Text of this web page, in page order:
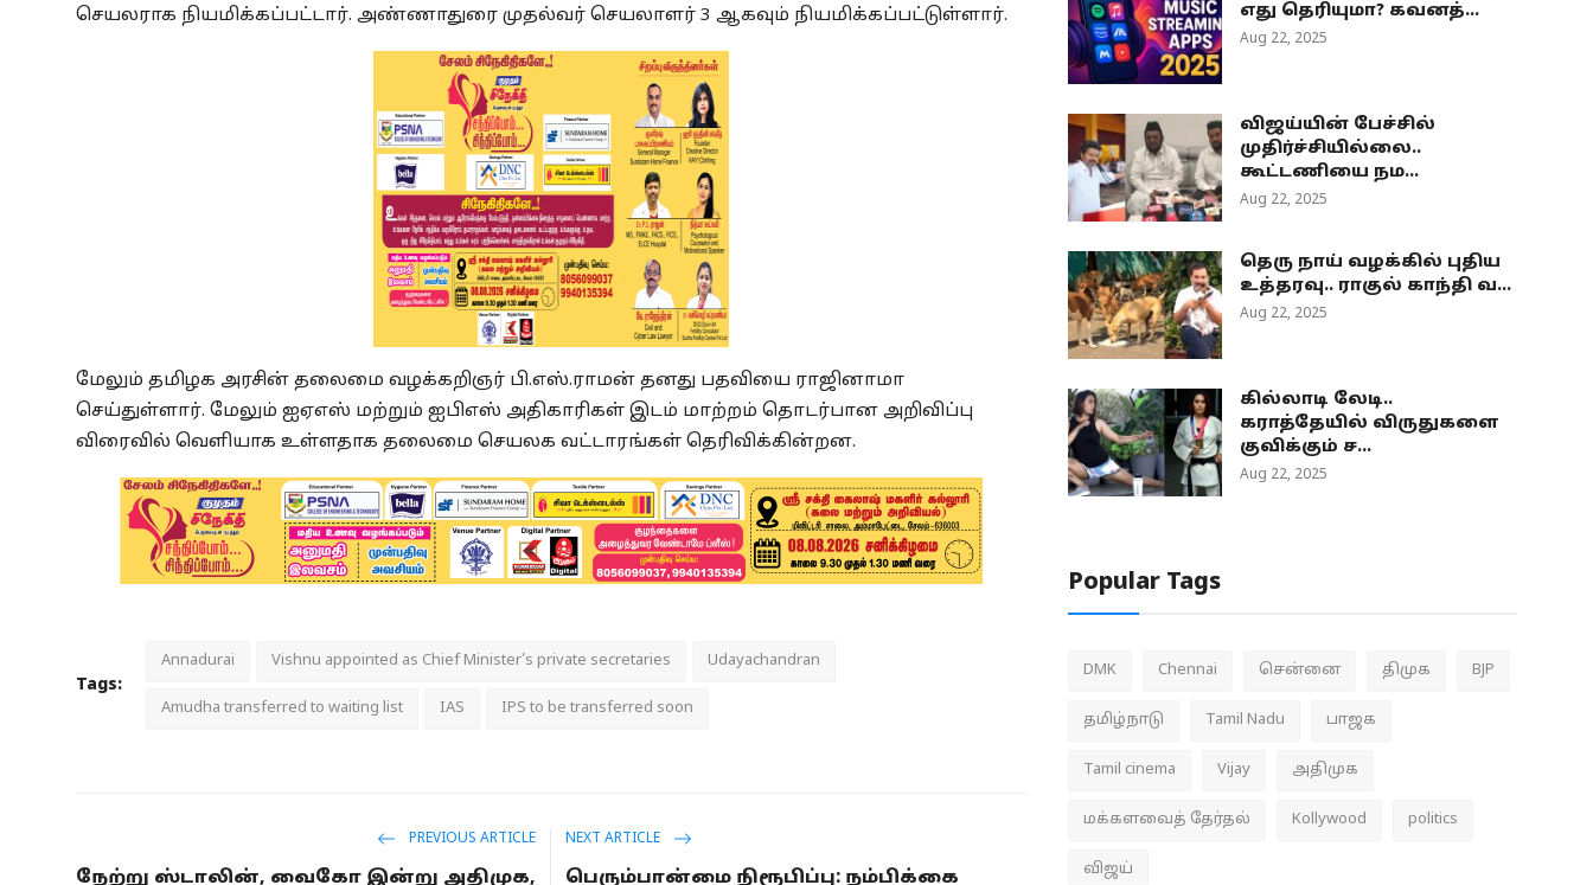
செயலராக நியமிக்கப்பட்டார். அண்ணாதுரை முதல்வர் செயலாளர் 3 ஆகவும் நியமிக்கப்பட்டுள்ளார்.
மேலும் தமிழக அரசின் தலைமை வழக்கறிஞர் பி.எஸ்.ராமன் தனது பதவியை ராஜினாமா
செய்துள்ளார். மேலும் ஐஏஎஸ் மற்றும் ஐபிஎஸ் அதிகாரிகள் இடம் மாற்றம் தொடர்பான அறிவிப்பு
விரைவில் வெளியாக உள்ளதாக தலைமை செயலக வட்டாரங்கள் தெரிவிக்கின்றன.
Tags:
Annadurai Vishnu appointed as Chief Minister's private secretaries Udayachandran
Amudha transferred to waiting list IAS IPS to be transferred soon
PREVIOUS ARTICLE
நேற்று ஸ்டாலின், வைகோ இன்று அதிமுக,
NEXT ARTICLE
பெரும்பான்மை நிரூபிப்பு: நம்பிக்கை
எது தெரியுமா? கவனத்...
Aug 22, 2025
விஜய்யின் பேச்சில்
முதிர்ச்சியில்லை..
கூட்டணியை நம...
Aug 22, 2025
தெரு நாய் வழக்கில் புதிய
உத்தரவு.. ராகுல் காந்தி வ...
Aug 22, 2025
கில்லாடி லேடி..
கராத்தேயில் விருதுகளை
குவிக்கும் ச...
Aug 22, 2025
Popular Tags
DMK Chennai சென்னை திமுக BJP
தமிழ்நாடு Tamil Nadu பாஜக
Tamil cinema Vijay அதிமுக
மக்களவைத் தேர்தல் Kollywood politics
விஜய்